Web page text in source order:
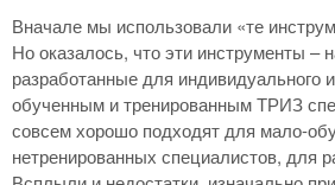
Вначале мы использовали «те
Но оказалось, что эти инструменты –
разработанные для индивидуального
обученным и тренированным ТРИЗ
совсем хорошо подходят для мало-
нетренированных специалистов, для